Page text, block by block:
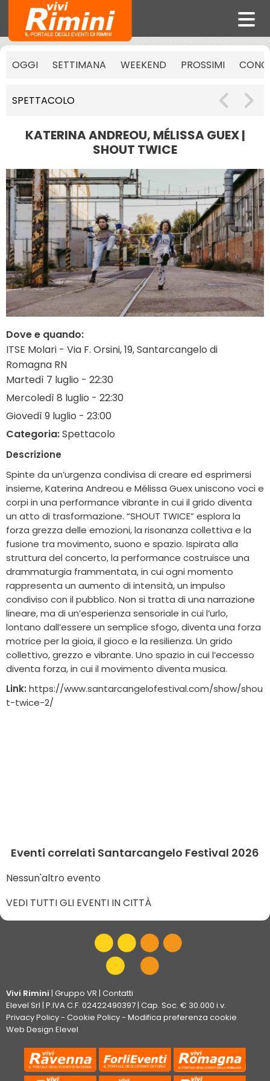
OGGI SETTIMANA WEEKEND PROSSIMI
SPETTACOLO
KATERINA ANDREOU, MÉLISSA GUEX |
SHOUT TWICE
Dove e quando:
ITSE Molari - Via F. Orsini, 19, Santarcangelo di
Romagna RN
Martedì 7 luglio - 22:30
Mercoledì 8 luglio - 22:30
Giovedì 9 luglio - 23:00
Categoria:Spettacolo
Descrizione
Spinte da un’urgenza condivisa di creare ed esprimersi
insieme, Katerina Andreou e Mélissa Guex uniscono voci e
corpi in una performance vibrante in cui il grido diventa
un atto di trasformazione. “SHOUT TWICE” esplora la
forza grezza delle emozioni, la risonanza collettiva e la
fusione tra movimento, suono e spazio. Ispirata alla
struttura del concerto, la performance costruisce una
drammaturgia frammentata, in cui ogni momento
rappresenta un aumento di intensità, un impulso
condiviso con il pubblico. Non si tratta di una narrazione
lineare, ma di un’esperienza sensoriale in cui l’urlo,
lontano dall’essere un semplice sfogo, diventa una forza
motrice per la gioia, il gioco e la resilienza. Un grido
collettivo, grezzo e vibrante. Uno spazio in cui l’eccesso
diventa forza, in cui il movimento diventa musica.
Link: https://www.santarcangelofestival.com/show/shou
t-twice-2/
Eventi correlati Santarcangelo Festival 2026
Nessun'altro evento
VEDI TUTTI GLI EVENTI IN CITTÀ
Vivi Rimini | Gruppo VR | Contatti
Elevel Srl | P.IVA C.F. 02422490397 | Cap. Soc. € 30.000 i.v.
Privacy Policy- Cookie Policy- Modifica preferenza cookie
Web Design Elevel